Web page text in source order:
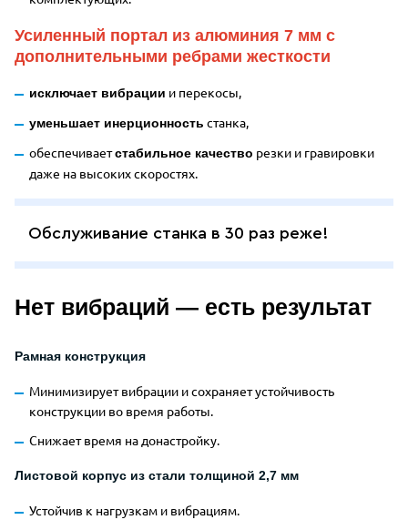
Усиленный портал из алюминия 7 мм с
дополнительными ребрами жесткости
исключает вибрации и перекосы,
уменьшает инерционность станка,
обеспечиваетстабильное качество резки и гравировки
даже на высоких скоростях.
Обслуживание станка в 30 раз реже!
Нет вибраций — есть результат
Рамная конструкция
Минимизирует вибрации и сохраняет устойчивость
конструкции во время работы.
Снижает время на донастройку.
Листовой корпус из стали толщиной 2,7 мм
Устойчив к нагрузкам и вибрациям.